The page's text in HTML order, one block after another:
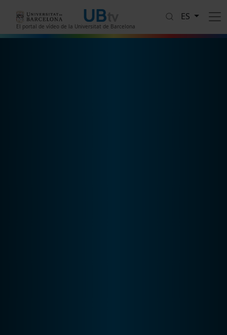
El portal de vídeo de la Universitat de Barcelona
ES